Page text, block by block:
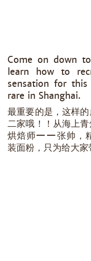
Come on down
learn how to
sensation for
rare in Shanghai.
最重要的是，这样
二家哦！！从海上
烘焙师——张帅，
装面粉，只为给大家